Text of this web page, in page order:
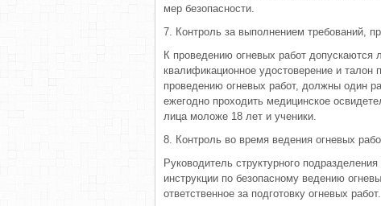
мер безопасности.
7. Контроль за выполнением требований,
К проведению огневых работ
квалификационное удостоверение и
проведению огневых работ, должны один
ежегодно проходить медицинское
лица моложе 18 лет и ученики.
8. Контроль во время ведения огневых
Руководитель структурного
инструкции по безопасному ведению
ответственное за подготовку огневых работ.